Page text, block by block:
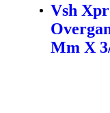
Vsh
Mm X